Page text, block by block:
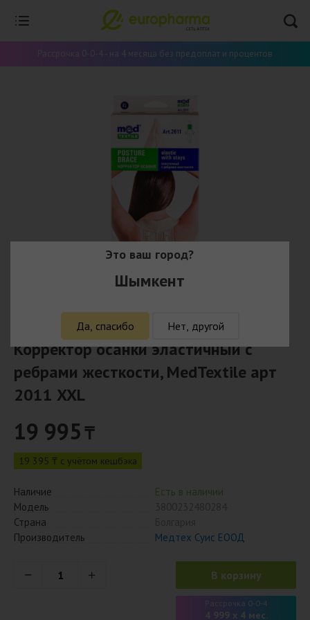
Рассрочка 0-0-4 - на 4 месяца без предоплат и процентов
Корректор осанки эластичный с
ребрами жесткости, МеdTextile арт
2011 XXL
19 995 ₸
19 395 ₸ с учётом кешбэка
Наличие
Есть в наличии
Модель
Страна
Производитель
Медтех Суис ЕООД
В корзину
Рассрочка 0-0-4
4 999 x 4 мес.
Это ваш город?
Шымкент
Да, спасибо Нет, другой